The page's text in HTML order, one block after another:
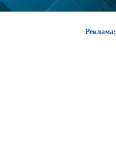
Реклама: